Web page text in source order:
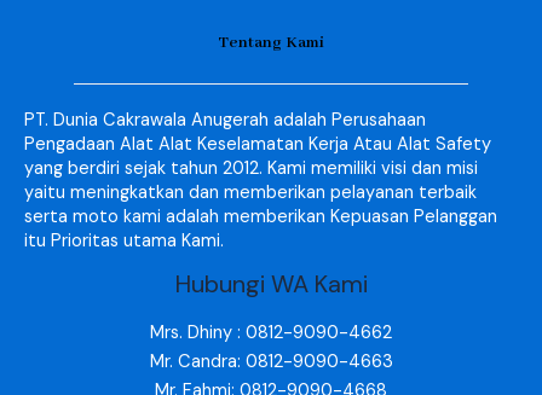
Tentang Kami
PT. Dunia Cakrawala Anugerah adalah Perusahaan
Pengadaan Alat Alat Keselamatan Kerja Atau Alat Safety
yang berdiri sejak tahun 2012. Kami memiliki visi dan misi
yaitu meningkatkan dan memberikan pelayanan terbaik
serta moto kami adalah memberikan Kepuasan Pelanggan
itu Prioritas utama Kami.
Hubungi WA Kami
Mrs. Dhiny : 0812-9090-4662
Mr. Candra: 0812-9090-4663